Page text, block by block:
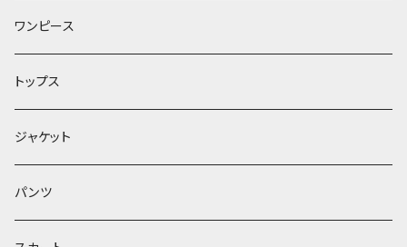
ワンピース
トップス
ジャケット
パンツ